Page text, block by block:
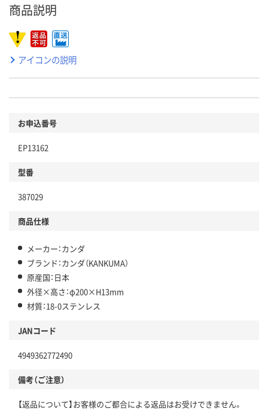
商品説明
アイコンの説明
お申込番号
EP13162
型番
387029
商品仕様
メーカー：カンダ
ブランド：カンダ（KANKUMA）
原産国：日本
外径×高さ：φ200×H13mm
材質：18-0ステンレス
JANコード
4949362772490
備考（ご注意）
【返品について】お客様のご都合による返品はお受けできません。